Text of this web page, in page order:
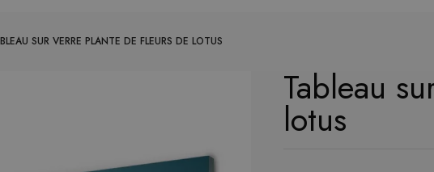
SUR VERRE PLANTE DE FLEURS DE LOTUS
Tableau
lotus